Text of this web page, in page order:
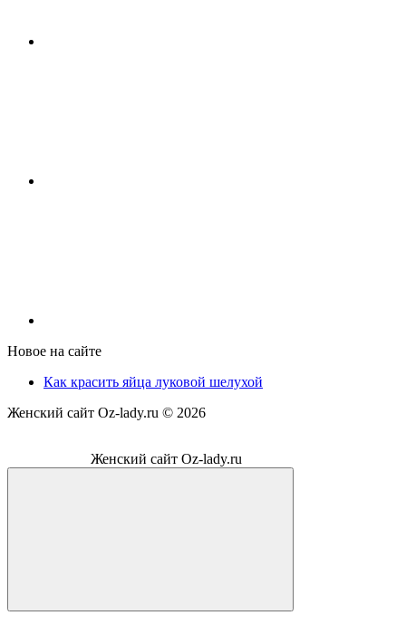
Новое на сайте
Как красить яйца луковой шелухой
Женский сайт Oz-lady.ru © 2026
Женский сайт Oz-lady.ru